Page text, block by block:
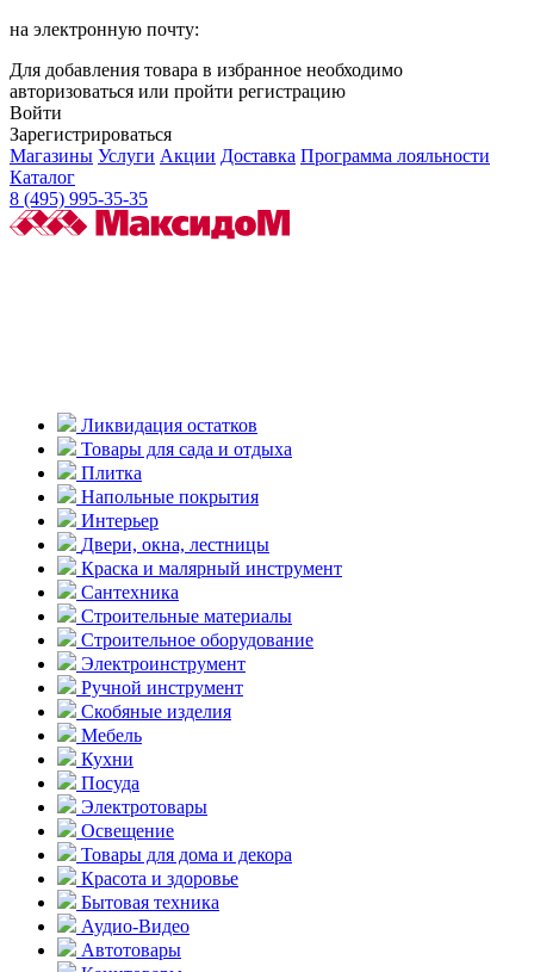
на электронную почту:
Для добавления товара в избранное необходимо
авторизоваться или пройти регистрацию
Войти
Зарегистрироваться
Магазины Услуги Акции Доставка Программа лояльности
Каталог
8 (495) 995-35-35
Ликвидация остатков
Товары для сада и отдыха
Плитка
Напольные покрытия
Интерьер
Двери, окна, лестницы
Краска и малярный инструмент
Сантехника
Строительные материалы
Строительное оборудование
Электроинструмент
Ручной инструмент
Скобяные изделия
Мебель
Кухни
Посуда
Электротовары
Освещение
Товары для дома и декора
Красота и здоровье
Бытовая техника
Аудио-Видео
Автотовары